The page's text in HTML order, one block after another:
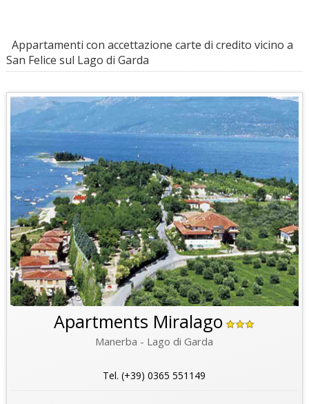
Appartamenti con accettazione carte di credito vicino a
San Felice sul Lago di Garda
Apartments Miralago
Manerba - Lago di Garda
Tel. (+39) 0365 551149